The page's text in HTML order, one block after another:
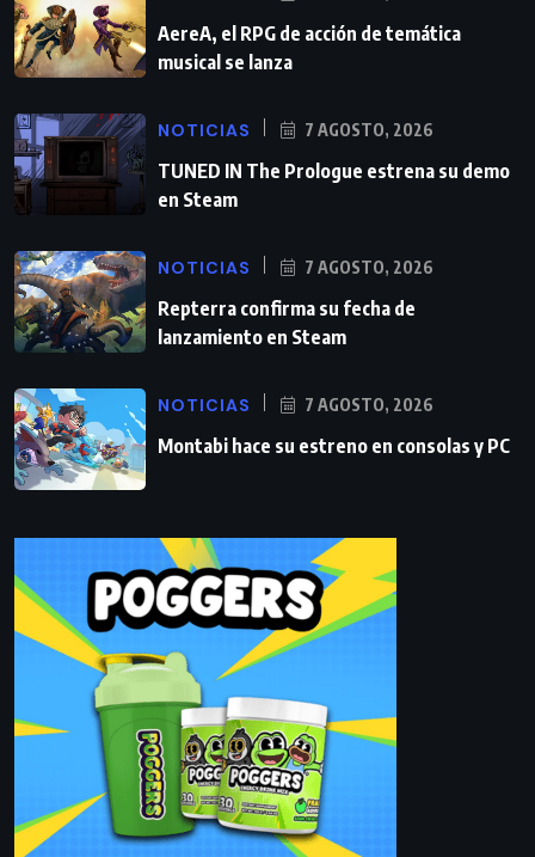
AereA, el RPG de acción de temática
musical se lanza
NOTICIAS 7 AGOSTO, 2026
TUNED IN The Prologue estrena su demo
en Steam
NOTICIAS 7 AGOSTO, 2026
Repterra confirma su fecha de
lanzamiento en Steam
NOTICIAS 7 AGOSTO, 2026
Montabi hace su estreno en consolas y PC